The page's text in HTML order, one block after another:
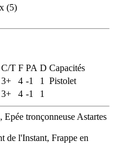
(5)
C/T F PA D Capacités
3+ 4 -1 1
Pistolet
3+ 4 -1 1
tronçonneuse Astartes
de l'Instant, Frappe en